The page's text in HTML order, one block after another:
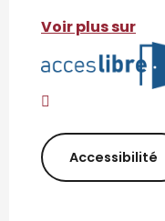
Voir plus sur
Accessibilité